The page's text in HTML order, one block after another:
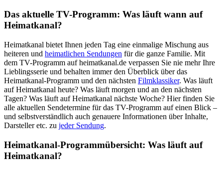
Das aktuelle TV-Programm: Was läuft wann auf
Heimatkanal?
Heimatkanal bietet Ihnen jeden Tag eine einmalige Mischung aus
heiteren und heimatlichen Sendungen für die ganze Familie. Mit
dem TV-Programm auf heimatkanal.de verpassen Sie nie mehr Ihre
Lieblingsserie und behalten immer den Überblick über das
Heimatkanal-Programm und den nächsten Filmklassiker. Was läuft
auf Heimatkanal heute? Was läuft morgen und an den nächsten
Tagen? Was läuft auf Heimatkanal nächste Woche? Hier finden Sie
alle aktuellen Sendetermine für das TV-Programm auf einen Blick –
und selbstverständlich auch genauere Informationen über Inhalte,
Darsteller etc. zu jeder Sendung.
Heimatkanal-Programmübersicht: Was läuft auf
Heimatkanal?